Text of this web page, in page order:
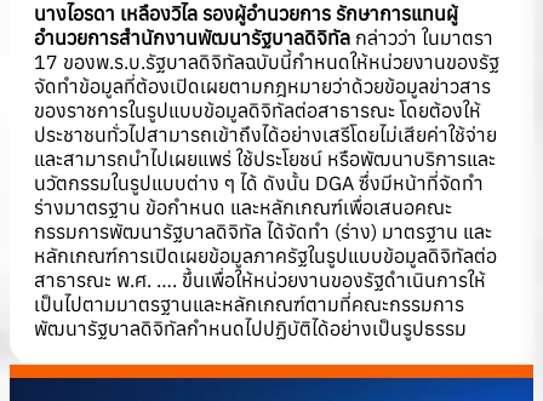
นางไอรดา เหลืองวิไล รองผู้อำนวยการ รักษาการแทนผู้
อำนวยการสำนักงานพัฒนารัฐบาลดิจิทัล กล่าวว่า ในมาตรา
17 ของพ.ร.บ.รัฐบาลดิจิทัลฉบับนี้กำหนดให้หน่วยงานของรัฐ
จัดทำข้อมูลที่ต้องเปิดเผยตามกฎหมายว่าด้วยข้อมูลข่าวสาร
ของราชการในรูปแบบข้อมูลดิจิทัลต่อสาธารณะ โดยต้องให้
ประชาชนทั่วไปสามารถเข้าถึงได้อย่างเสรีโดยไม่เสียค่าใช้จ่าย
และสามารถนำไปเผยแพร่ ใช้ประโยชน์ หรือพัฒนาบริการและ
นวัตกรรมในรูปแบบต่าง ๆ ได้ ดังนั้น DGA ซึ่งมีหน้าที่จัดทำ
ร่างมาตรฐาน ข้อกำหนด และหลักเกณฑ์เพื่อเสนอคณะ
กรรมการพัฒนารัฐบาลดิจิทัล ได้จัดทำ (ร่าง) มาตรฐาน และ
หลักเกณฑ์การเปิดเผยข้อมูลภาครัฐในรูปแบบข้อมูลดิจิทัลต่อ
สาธารณะ พ.ศ. …. ขึ้นเพื่อให้หน่วยงานของรัฐดำเนินการให้
เป็นไปตามมาตรฐานและหลักเกณฑ์ตามที่คณะกรรมการ
พัฒนารัฐบาลดิจิทัลกำหนดไปปฏิบัติได้อย่างเป็นรูปธรรม